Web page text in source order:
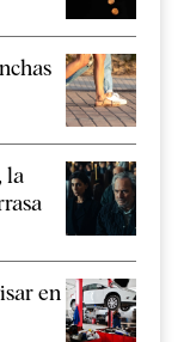
la
en